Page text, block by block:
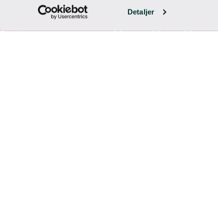
Detaljer
utslag til siste putt.
Driving range og